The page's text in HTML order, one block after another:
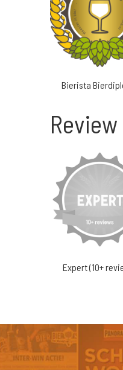
Bierista
Expert (10+